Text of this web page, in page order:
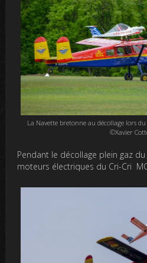
La Navette bretonne au décollage lors
©Xavier
Pendant le décollage plein gaz
moteurs électriques du Cri-Cri